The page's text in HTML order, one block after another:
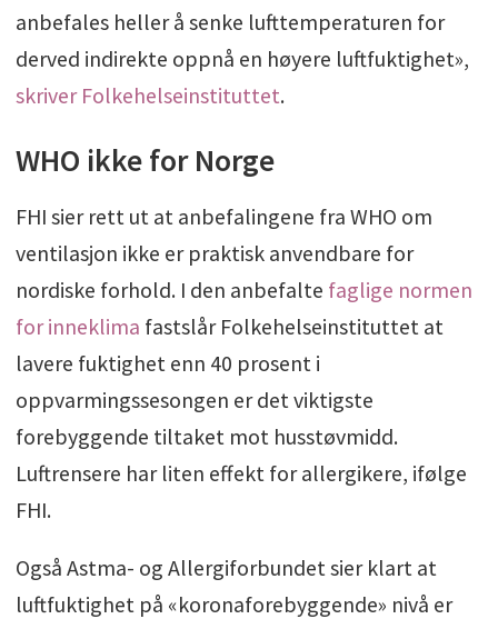
anbefales heller å senke lufttemperaturen for
derved indirekte oppnå en høyere luftfuktighet»,
skriver Folkehelseinstituttet.
WHO ikke for Norge
FHI sier rett ut at anbefalingene fra WHO om
ventilasjon ikke er praktisk anvendbare for
nordiske forhold. I den anbefalte faglige normen
for inneklima fastslår Folkehelseinstituttet at
lavere fuktighet enn 40 prosent i
oppvarmingssesongen er det viktigste
forebyggende tiltaket mot husstøvmidd.
Luftrensere har liten effekt for allergikere, ifølge
FHI.
Også Astma- og Allergiforbundet sier klart at
luftfuktighet på «koronaforebyggende» nivå er